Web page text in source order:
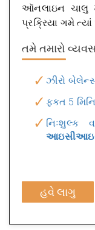
ઑનલાઇન ચાલુ
પ્રક્રિયા ગમે
તમે તમારો
ઝીરો
ફક્ત 5
નિઃશુલ્ક
હવે લાગુ